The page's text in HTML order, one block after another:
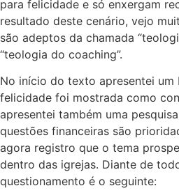
para felicidade e só enxergam
resultado deste cenário, vejo
são adeptos da chamada
“teologia do coaching”.
No início do texto apresentei um
felicidade foi mostrada como
apresentei também uma
questões financeiras são
agora registro que o tema
dentro das igrejas. Diante de
questionamento é o seguinte: